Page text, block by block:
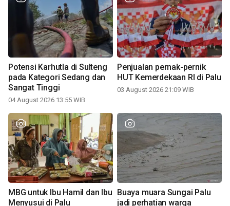
Potensi Karhutla di Sulteng
pada Kategori Sedang dan
Sangat Tinggi
04 August 2026 13:55 WIB
Penjualan pernak-pernik
HUT Kemerdekaan RI di Palu
03 August 2026 21:09 WIB
MBG untuk Ibu Hamil dan Ibu
Menyusui di Palu
Buaya muara Sungai Palu
jadi perhatian warga